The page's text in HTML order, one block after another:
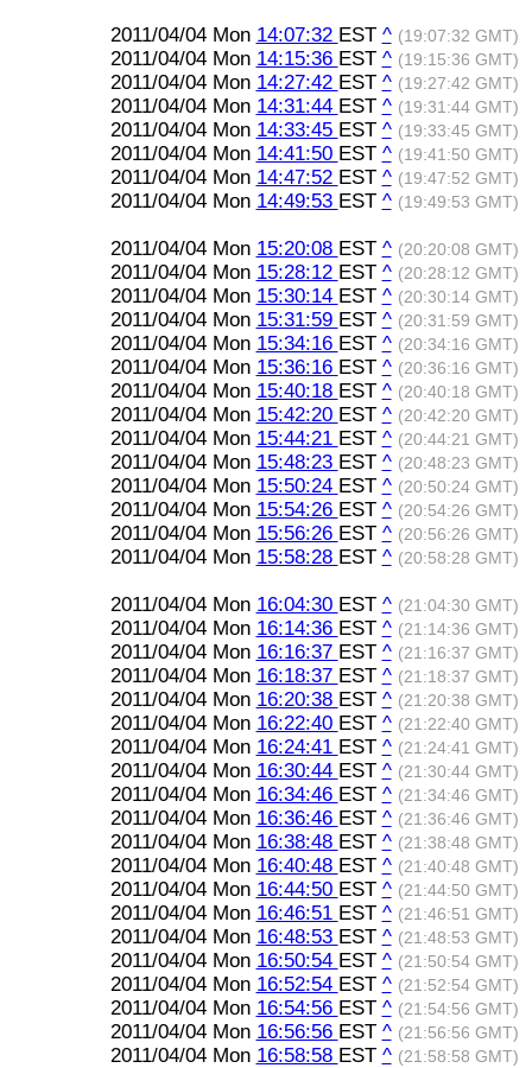
2011/04/04 Mon 14:07:32 EST ^ (19:07:32 GMT)
2011/04/04 Mon 14:15:36 EST ^ (19:15:36 GMT)
2011/04/04 Mon 14:27:42 EST ^ (19:27:42 GMT)
2011/04/04 Mon 14:31:44 EST ^ (19:31:44 GMT)
2011/04/04 Mon 14:33:45 EST ^ (19:33:45 GMT)
2011/04/04 Mon 14:41:50 EST ^ (19:41:50 GMT)
2011/04/04 Mon 14:47:52 EST ^ (19:47:52 GMT)
2011/04/04 Mon 14:49:53 EST ^ (19:49:53 GMT)
2011/04/04 Mon 15:20:08 EST ^ (20:20:08 GMT)
2011/04/04 Mon 15:28:12 EST ^ (20:28:12 GMT)
2011/04/04 Mon 15:30:14 EST ^ (20:30:14 GMT)
2011/04/04 Mon 15:31:59 EST ^ (20:31:59 GMT)
2011/04/04 Mon 15:34:16 EST ^ (20:34:16 GMT)
2011/04/04 Mon 15:36:16 EST ^ (20:36:16 GMT)
2011/04/04 Mon 15:40:18 EST ^ (20:40:18 GMT)
2011/04/04 Mon 15:42:20 EST ^ (20:42:20 GMT)
2011/04/04 Mon 15:44:21 EST ^ (20:44:21 GMT)
2011/04/04 Mon 15:48:23 EST ^ (20:48:23 GMT)
2011/04/04 Mon 15:50:24 EST ^ (20:50:24 GMT)
2011/04/04 Mon 15:54:26 EST ^ (20:54:26 GMT)
2011/04/04 Mon 15:56:26 EST ^ (20:56:26 GMT)
2011/04/04 Mon 15:58:28 EST ^ (20:58:28 GMT)
2011/04/04 Mon 16:04:30 EST ^ (21:04:30 GMT)
2011/04/04 Mon 16:14:36 EST ^ (21:14:36 GMT)
2011/04/04 Mon 16:16:37 EST ^ (21:16:37 GMT)
2011/04/04 Mon 16:18:37 EST ^ (21:18:37 GMT)
2011/04/04 Mon 16:20:38 EST ^ (21:20:38 GMT)
2011/04/04 Mon 16:22:40 EST ^ (21:22:40 GMT)
2011/04/04 Mon 16:24:41 EST ^ (21:24:41 GMT)
2011/04/04 Mon 16:30:44 EST ^ (21:30:44 GMT)
2011/04/04 Mon 16:34:46 EST ^ (21:34:46 GMT)
2011/04/04 Mon 16:36:46 EST ^ (21:36:46 GMT)
2011/04/04 Mon 16:38:48 EST ^ (21:38:48 GMT)
2011/04/04 Mon 16:40:48 EST ^ (21:40:48 GMT)
2011/04/04 Mon 16:44:50 EST ^ (21:44:50 GMT)
2011/04/04 Mon 16:46:51 EST ^ (21:46:51 GMT)
2011/04/04 Mon 16:48:53 EST ^ (21:48:53 GMT)
2011/04/04 Mon 16:50:54 EST ^ (21:50:54 GMT)
2011/04/04 Mon 16:52:54 EST ^ (21:52:54 GMT)
2011/04/04 Mon 16:54:56 EST ^ (21:54:56 GMT)
2011/04/04 Mon 16:56:56 EST ^ (21:56:56 GMT)
2011/04/04 Mon 16:58:58 EST ^ (21:58:58 GMT)